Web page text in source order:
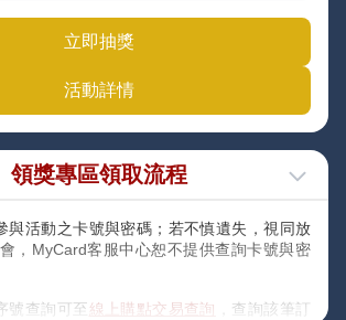
立即抽獎
活動詳情
領獎專區領取流程
與活動之卡號與密碼；若不慎遺失，視同放
，MyCard客服中心恕不提供查詢卡號與密
號查詢可至線上購點交易查詢
，查詢該筆訂